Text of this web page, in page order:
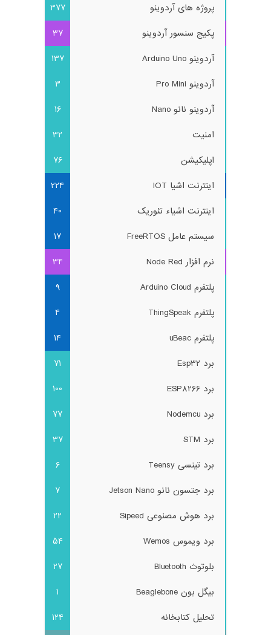
پروژه های آردوینو
377
پکیج سنسور آردوینو
37
آردوینو Arduino Uno
137
آردوینو Pro Mini
3
آردوینو نانو Nano
16
امنیت
32
اپلیکیشن
76
اینترنت اشیا IOT
224
اینترنت اشیاء تئوریک
40
سیستم عامل FreeRTOS
17
نرم افزار Node Red
34
پلتفرم Arduino Cloud
9
پلتفرم ThingSpeak
4
پلتفرم uBeac
14
برد Esp32
71
برد ESP8266
100
برد Nodemcu
77
برد STM
37
برد تینسی Teensy
6
برد جتسون نانو Jetson Nano
7
برد هوش مصنوعی Sipeed
22
برد ویموس Wemos
54
بلوتوث Bluetooth
27
بیگل بون Beaglebone
1
تحلیل کتابخانه
124